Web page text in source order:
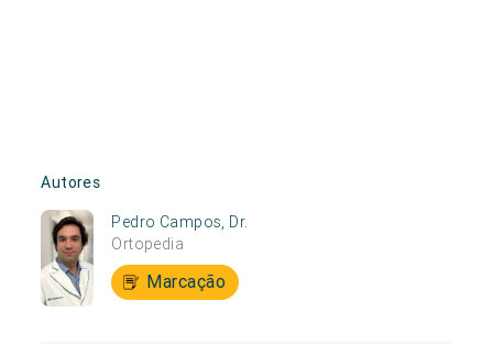
Autores
Pedro Campos, Dr.
Ortopedia
Marcação